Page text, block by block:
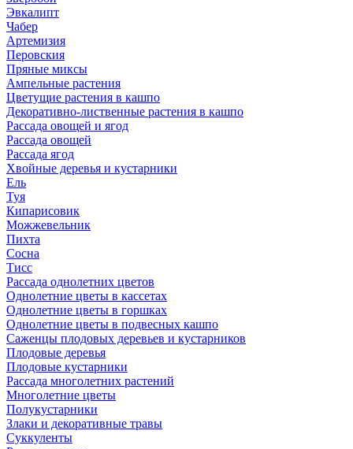
Эвкалипт
Чабер
Артемизия
Перовския
Пряные миксы
Ампельные растения
Цветущие растения в кашпо
Декоративно-лиственные растения в кашпо
Рассада овощей и ягод
Рассада овощей
Рассада ягод
Хвойные деревья и кустарники
Ель
Туя
Кипарисовик
Можжевельник
Пихта
Сосна
Тисc
Рассада однолетних цветов
Однолетние цветы в кассетах
Однолетние цветы в горшках
Однолетние цветы в подвесных кашпо
Саженцы плодовых деревьев и кустарников
Плодовые деревья
Плодовые кустарники
Рассада многолетних растений
Многолетние цветы
Полукустарники
Злаки и декоративные травы
Суккуленты